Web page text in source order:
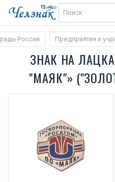
России Предприятия и
ЗНАК НА
"МАЯК"»